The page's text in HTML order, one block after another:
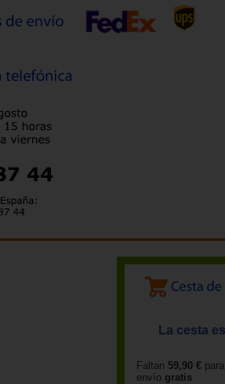
La cesta
Faltan 59,90 €
envío gratis